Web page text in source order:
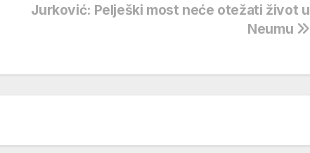
Jurković: Pelješki most neće otežati život u
Neumu